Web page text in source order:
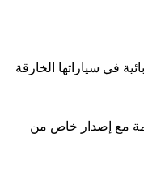
في سياراتها الخارقة
عامًا من الفخامة مع إصدار خاص من